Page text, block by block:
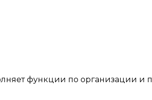
функции по организации и